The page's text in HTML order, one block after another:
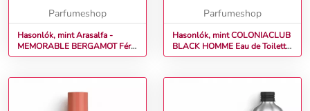
Parfumeshop
Hasonlók, mint Arasalfa -
MEMORABLE BERGAMOT Férfi
EDT 30 ml
Parfumeshop
Hasonlók, mint COLONIACLUB
BLACK HOMME Eau de Toilette
Méret: 100 ml